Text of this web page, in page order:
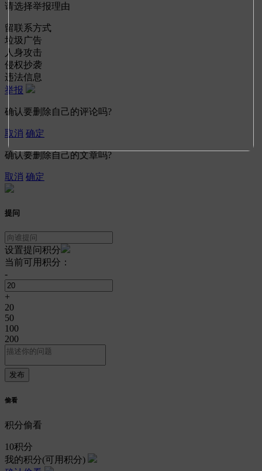
请选择举报理由
留联系方式
垃圾广告
人身攻击
侵权抄袭
违法信息
举报
确认要删除自己的评论吗?
取消 确定
确认要删除自己的文章吗?
取消 确定
提问
设置提问积分
当前可用积分：
-
+
20
50
100
200
偷看
积分偷看
10积分
我的积分(可用积分)